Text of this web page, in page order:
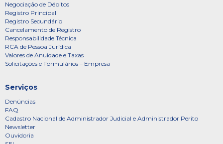
Negociação de Débitos
Registro Principal
Registro Secundário
Cancelamento de Registro
Responsabilidade Técnica
RCA de Pessoa Jurídica
Valores de Anuidade e Taxas
Solicitações e Formulários – Empresa
Serviços
Denúncias
FAQ
Cadastro Nacional de Administrador Judicial e Administrador Perito
Newsletter
Ouvidoria